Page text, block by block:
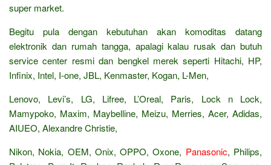
super market.
Begitu pula dengan kebutuhan akan komoditas datang
elektronik dan rumah tangga, apalagi kalau rusak dan butuh
service center resmi dan bengkel merek seperti Hitachi, HP,
Infinix, Intel, I-one, JBL, Kenmaster, Kogan, L-Men,
Lenovo, Levi’s, LG, Lifree, L’Oreal, Paris, Lock n Lock,
Mamypoko, Maxim, Maybelline, Meizu, Merries, Acer, Adidas,
AIUEO, Alexandre Christie,
Nikon, Nokia, OEM, Onix, OPPO, Oxone, Panasonic, Philips,